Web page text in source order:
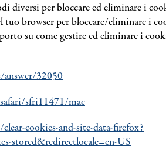
diversi per bloccare ed eliminare i
browser per bloccare/eliminare i
su come gestire ed eliminare i
32050
sfri11471/mac
cookies-and-site-data-firefox?
stored&redirectlocale=en-US